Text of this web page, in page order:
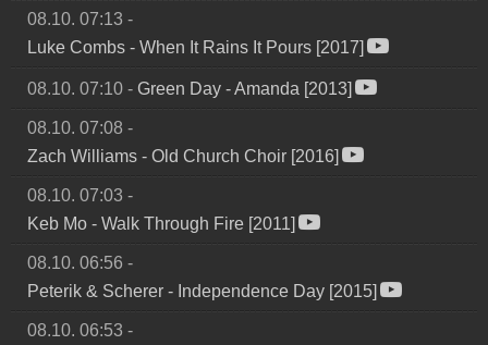
08.10. 07:13 -
Luke Combs - When It Rains It Pours [2017]
08.10. 07:10 - Green Day -Amanda [2013]
08.10. 07:08 -
Zach Williams - Old Church Choir [2016]
08.10. 07:03 -
Keb Mo - Walk Through Fire [2011]
08.10. 06:56 -
Peterik & Scherer - Independence Day [2015]
08.10. 06:53 -